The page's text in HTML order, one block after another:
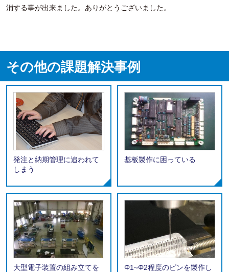
消する事が出来ました。ありがとうございました。
その他の課題解決事例
発注と納期管理に追われて
しまう
基板製作に困っている
大型電子装置の組み立てを
Φ1~Φ2程度のピンを製作し